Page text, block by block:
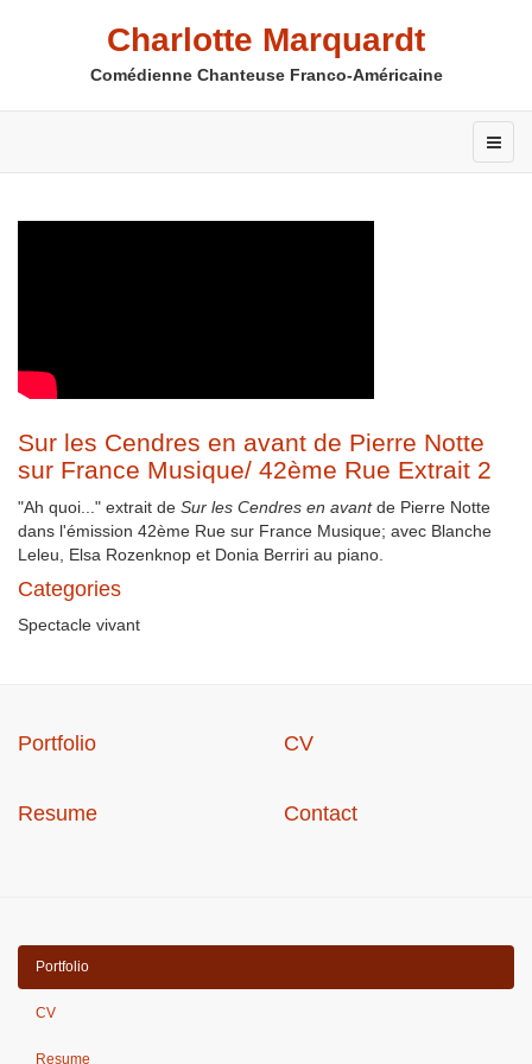
Charlotte Marquardt
Comédienne Chanteuse Franco-Américaine
Sur les Cendres en avant de Pierre Notte
sur France Musique/ 42ème Rue Extrait 2
"Ah quoi..." extrait de Sur les Cendres en avantde Pierre Notte
dans l'émission 42ème Rue sur France Musique; avec Blanche
Leleu, Elsa Rozenknop et Donia Berriri au piano.
Categories
Spectacle vivant
Portfolio CV
Resume Contact
Portfolio
CV
Resume